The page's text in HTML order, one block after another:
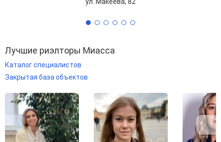
Лучшие риэлторы Миасса
Каталог специалистов
Закрытая база объектов